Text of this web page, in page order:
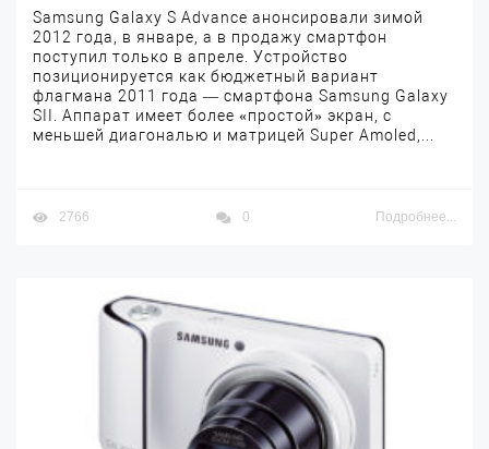
Samsung Galaxy S Advance анонсировали зимой
2012 года, в январе, а в продажу смартфон
поступил только в апреле. Устройство
позиционируется как бюджетный вариант
флагмана 2011 года — смартфона Samsung Galaxy
SII. Аппарат имеет более «простой» экран, с
меньшей диагональю и матрицей Super Amoled,...
2766 0 Подробнее...